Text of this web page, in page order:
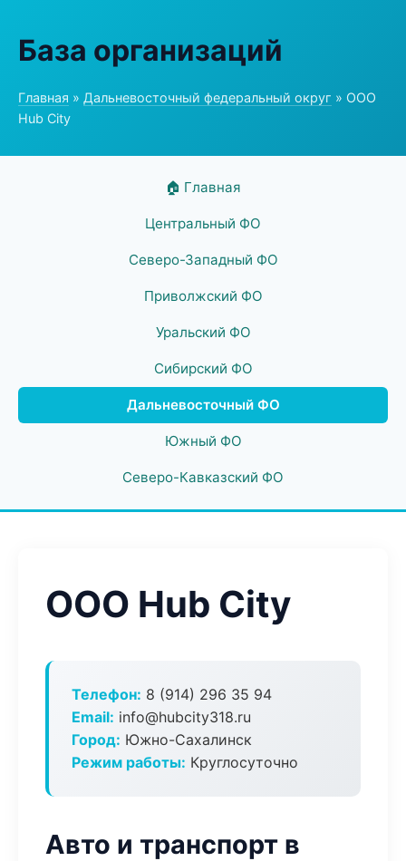
База организаций
Главная » Дальневосточный федеральный округ » ООО
Hub City
🏠 Главная
Центральный ФО
Северо-Западный ФО
Приволжский ФО
Уральский ФО
Сибирский ФО
Дальневосточный ФО
Южный ФО
Северо-Кавказский ФО
ООО Hub City
Телефон: 8 (914) 296 35 94
Email: info@hubcity318.ru
Город: Южно-Сахалинск
Режим работы: Круглосуточно
Авто и транспорт в